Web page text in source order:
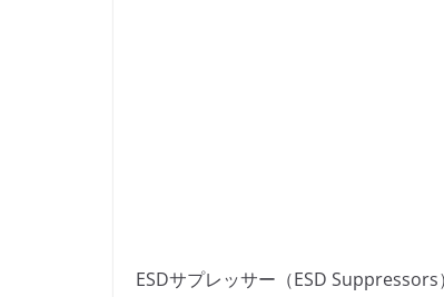
ESDサプレッサー（ESD